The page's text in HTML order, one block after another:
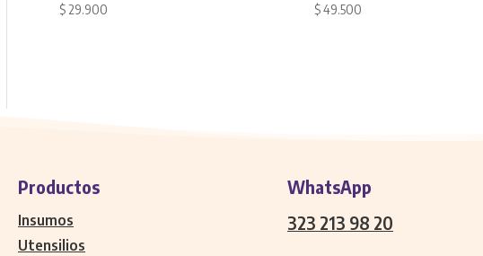
$29.900 $49.500
Productos
Insumos
Utensilios
WhatsApp
323 213 98 20